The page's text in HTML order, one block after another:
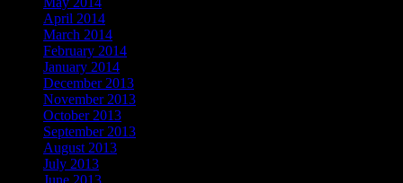
April 2014
March 2014
February 2014
January 2014
December 2013
November 2013
October 2013
September 2013
August 2013
July 2013